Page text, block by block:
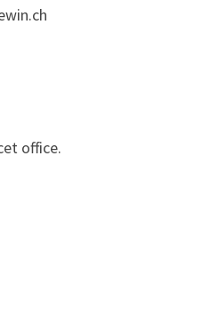
office.